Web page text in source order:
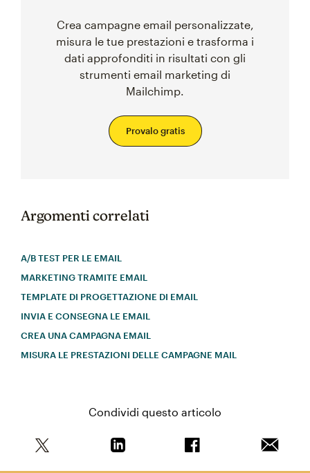
Crea campagne email personalizzate,
misura le tue prestazioni e trasforma i
dati approfonditi in risultati con gli
strumenti email marketing di
Mailchimp.
Provalo gratis
Argomenti correlati
A/B TEST PER LE EMAIL
MARKETING TRAMITE EMAIL
TEMPLATE DI PROGETTAZIONE DI EMAIL
INVIA E CONSEGNA LE EMAIL
CREA UNA CAMPAGNA EMAIL
MISURA LE PRESTAZIONI DELLE CAMPAGNE MAIL
Condividi questo articolo